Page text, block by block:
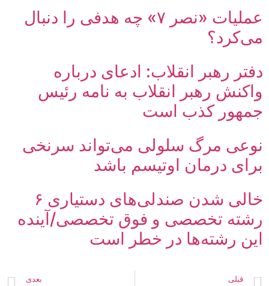
عملیات «نصر ۷» چه هدفی را دنبال
می‌کرد؟
دفتر رهبر انقلاب: ادعای درباره
واکنش رهبر انقلاب به نامه رئیس
جمهور کذب است
نوعی مرگ سلولی می‌تواند سرنخی
برای درمان اوتیسم باشد
خالی شدن صندلی‌های دستیاری ۶
رشته تخصصی و فوق تخصصی/آینده
این رشته‌ها در خطر است
قبلی بعدی